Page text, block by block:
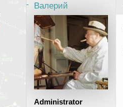
Валерий
Administrator